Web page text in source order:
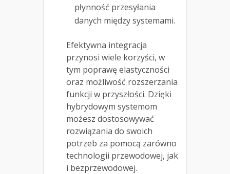
płynność przesyłania
danych między systemami.
Efektywna integracja
przynosi wiele korzyści, w
tym poprawę elastyczności
oraz możliwość rozszerzania
funkcji w przyszłości. Dzięki
hybrydowym systemom
możesz dostosowywać
rozwiązania do swoich
potrzeb za pomocą zarówno
technologii przewodowej, jak
i bezprzewodowej.